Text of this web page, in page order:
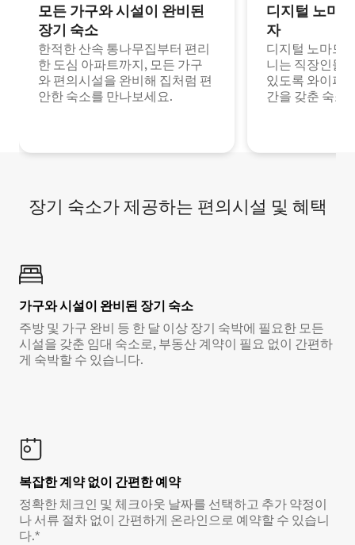
모든 가구와 시설이 완비된
장기 숙소
한적한 산속 통나무집부터 편리
한 도심 아파트까지, 모든 가구
와 편의시설을 완비해 집처럼 편
안한 숙소를 만나보세요.
디지털 노마
자
디지털 노마드
니는 직장인들
있도록 와이파
간을 갖춘 숙소
장기 숙소가 제공하는 편의시설 및 혜택
가구와 시설이 완비된 장기 숙소
주방 및 가구 완비 등 한 달 이상 장기 숙박에 필요한 모든
시설을 갖춘 임대 숙소로, 부동산 계약이 필요 없이 간편하
게 숙박할 수 있습니다.
복잡한 계약 없이 간편한 예약
정확한 체크인 및 체크아웃 날짜를 선택하고 추가 약정이
나 서류 절차 없이 간편하게 온라인으로 예약할 수 있습니
다.*